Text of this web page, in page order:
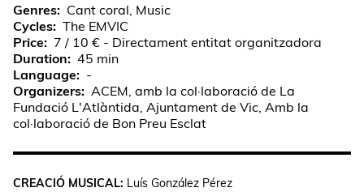
Genres
Cant coral, Music
Cycles The EMVIC
Price
7 / 10 € - Directament entitat organitzadora
Duration
45 min
Language
-
Organizers
ACEM, amb la col·laboració de La
Fundació L'Atlàntida, Ajuntament de Vic, Amb la
col·laboració de Bon Preu Esclat
CREACIÓ MUSICAL: Luís González Pérez